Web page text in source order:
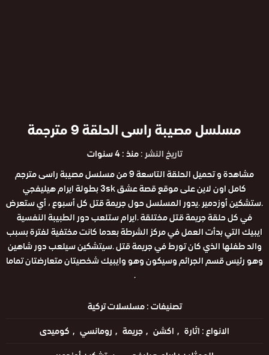
مسلسل مصيبة راسى الحلقة 9 مترجمة
تاريخ النشر :منذ : 4 سنوات
مشاهدة و تحميل الحلقة التاسعة 9 من مسلسل مصيبة راسى مترجم
كامل اون لاين على موقع قصة عشق 3sk بطولة ايرام هيليفجي
.ستشكين أوزدمير .يدور المسلسل حول جريمة قتل كل أسبوع ، أي ستعرض
في كل حلقة جريمة قتل مختلقة .ايرام ستلعب دور الطبيبة النفسية
ايبيك التي بدأت العمل في مركز الشرطة بعدما كانت مختفية لفترة بسبب
والد طفلها الذي كان تورط في جريمة قتل .سيتشكين سيلعب دور شاهين
وهو رئيس قسم الجرائم وسيكون وهو وايبيك شخصيتان متعارضتان تماما
.
تصنيفات :مسلسلات تركية
الانواع :اثارة اكشن جريمة رومانسي
كوميدى